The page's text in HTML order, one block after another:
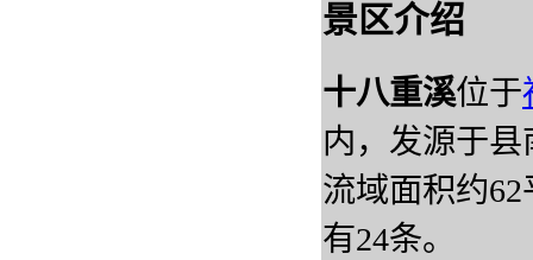
景区介绍
十八重溪位于
内，发源于
流域面积约
有24条。